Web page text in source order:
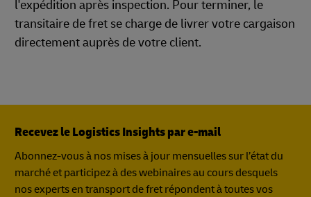
l'expédition après inspection. Pour terminer, le
transitaire de fret se charge de livrer votre cargaison
directement auprès de votre client.
Recevez le Logistics Insights par e-mail
Abonnez-vous à nos mises à jour mensuelles sur l’état du
marché et participez à des webinaires au cours desquels
nos experts en transport de fret répondent à toutes vos